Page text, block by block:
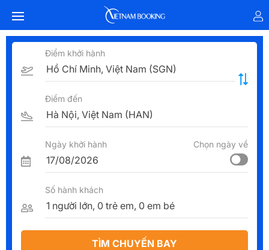
Điểm khởi hành
Điểm đến
Ngày khởi hành Chọn ngày về
Số hành khách
TÌM CHUYẾN BAY